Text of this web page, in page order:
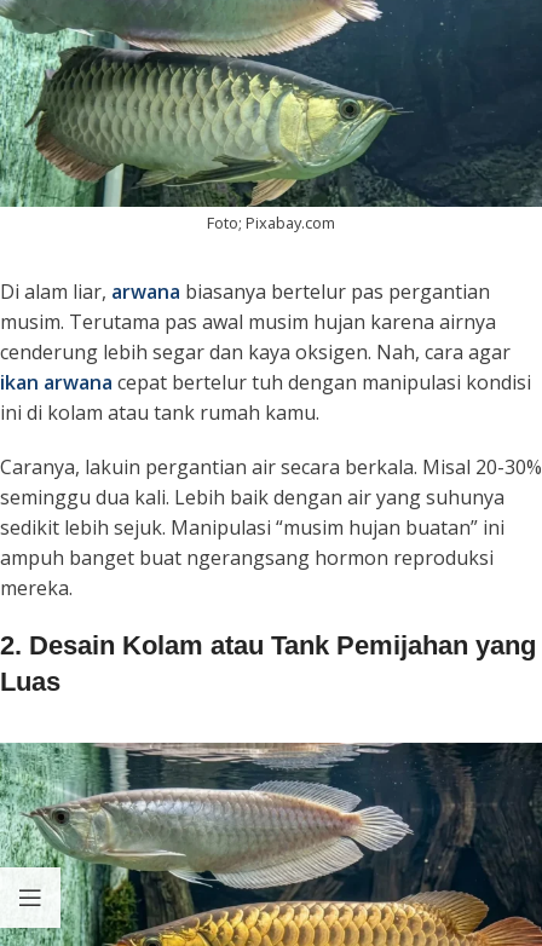
Foto; Pixabay.com
Di alam liar, arwana biasanya bertelur pas pergantian
musim. Terutama pas awal musim hujan karena airnya
cenderung lebih segar dan kaya oksigen. Nah, cara agar
ikan arwana cepat bertelur tuh dengan manipulasi kondisi
ini di kolam atau tank rumah kamu.
Caranya, lakuin pergantian air secara berkala. Misal 20-30%
seminggu dua kali. Lebih baik dengan air yang suhunya
sedikit lebih sejuk. Manipulasi “musim hujan buatan” ini
ampuh banget buat ngerangsang hormon reproduksi
mereka.
2. Desain Kolam atau Tank Pemijahan yang
Luas